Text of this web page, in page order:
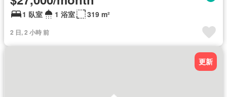
1 臥室 1 浴室 319 m²
2 日, 2 小時 前
更新